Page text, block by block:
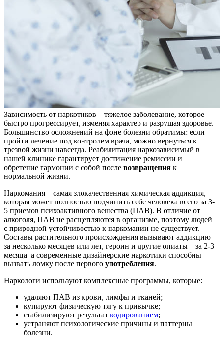
Зависимость от наркотиков – тяжелое заболевание, которое
быстро прогрессирует, изменяя характер и разрушая здоровье.
Большинство осложнений на фоне болезни обратимы: если
пройти лечение под контролем врача, можно вернуться к
трезвой жизни навсегда. Реабилитация наркозависимый в
нашей клинике гарантирует достижение ремиссии и
обретение гармонии с собой после возвращения к
нормальной жизни.
Наркомания – самая злокачественная химическая аддикция,
которая может полностью подчинить себе человека всего за 3-
5 приемов психоактивного вещества (ПАВ). В отличие от
алкоголя, ПАВ не расщепляются в организме, поэтому людей
с природной устойчивостью к наркомании не существует.
Составы растительного происхождения вызывают аддикцию
за несколько месяцев или лет, героин и другие опиаты – за 2-3
месяца, а современные дизайнерские наркотики способны
вызвать ломку после первого употребления.
Наркологи используют комплексные программы, которые:
удаляют ПАВ из крови, лимфы и тканей;
купируют физическую тягу к привычке;
стабилизируют результат кодированием;
устраняют психологические причины и паттерны
болезни.